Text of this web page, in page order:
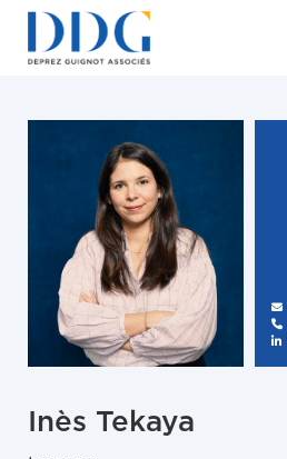



Inès Tekaya